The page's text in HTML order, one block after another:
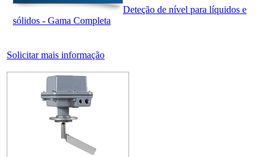
Deteção de nível para líquidos e
sólidos - Gama Completa
Solicitar mais informação